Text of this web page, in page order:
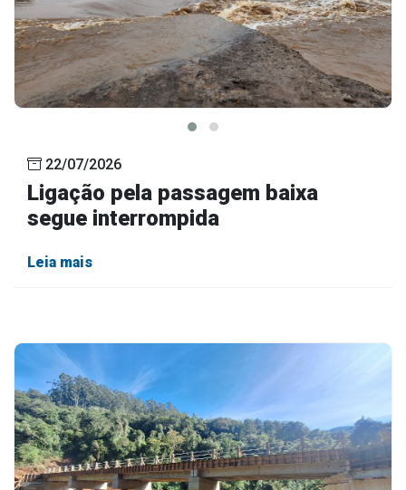
22/07/2026
Ligação pela passagem baixa
segue interrompida
Leia mais